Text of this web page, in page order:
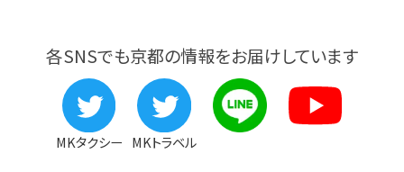
各SNSでも京都の情報をお届けしています
MKタクシー MKトラベル